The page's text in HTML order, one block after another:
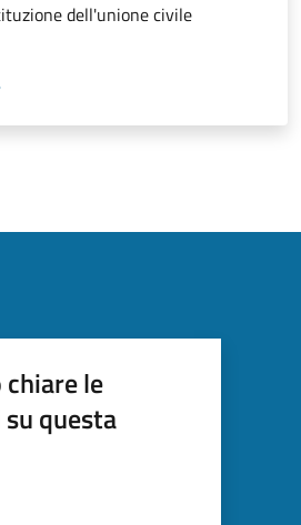
dell'unione civile
le
questa